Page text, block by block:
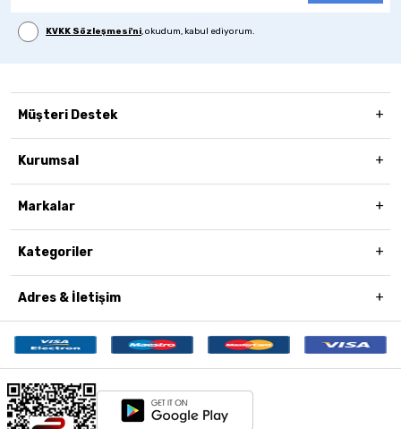
KVKK Sözleşmesi'ni, okudum, kabul ediyorum.
Müşteri Destek
Kurumsal
Markalar
Kategoriler
Adres & İletişim